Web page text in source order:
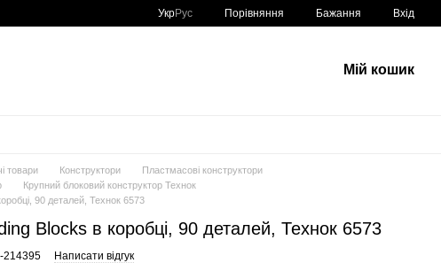
УкрРус Порівняння Бажання Вхід
Мій кошик
товари Конструктори
Пластмасові конструктори
Крупний блоковий конструктор Технок
90 деталей, Технок 6573
Blocks в коробці, 90 деталей, Технок 6573
214395 Написати відгук